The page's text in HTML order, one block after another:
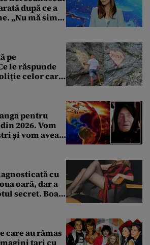
după ce a
„Nu mă simt
pe
le răspunde
celor care
pentru
2026. Vom
și vom avea
cu
oară, dar a
secret. Boala
care au rămas
tari cu